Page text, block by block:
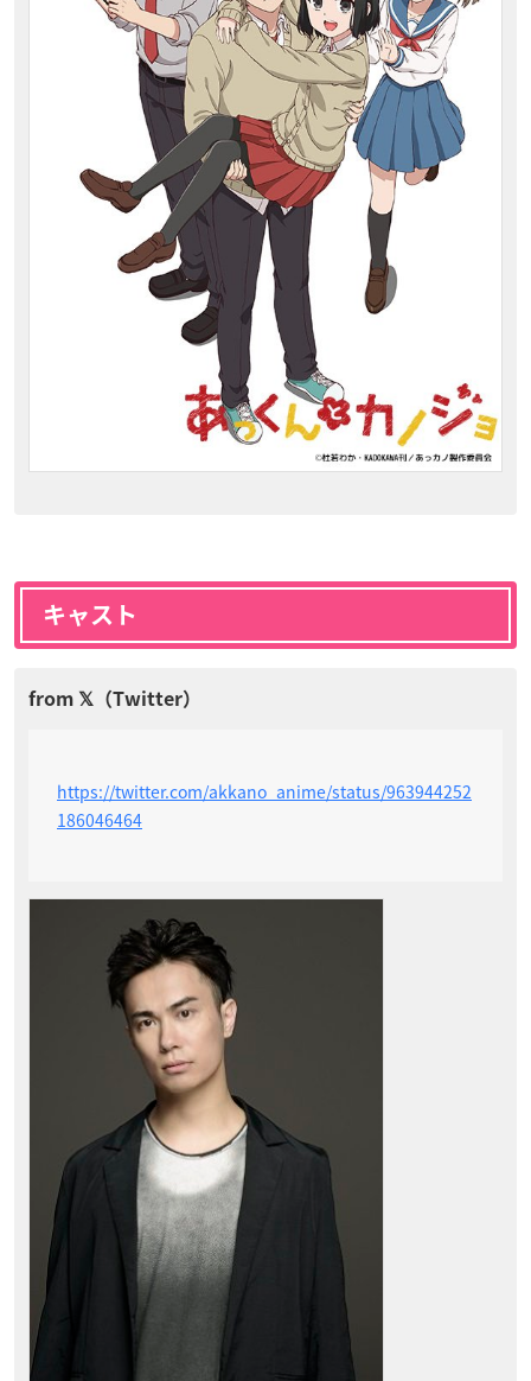
キャスト
https://twitter.com/akkano_anime/status/963944252
186046464